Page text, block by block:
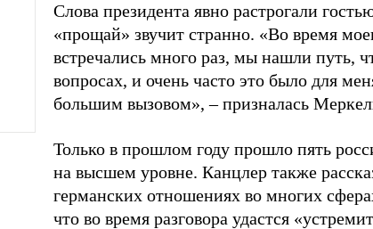
Слова президента явно растрогали
«прощай» звучит странно. «Во время
встречались много раз, мы нашли путь,
вопросах, и очень часто это было для
большим вызовом», – призналась
Только в прошлом году прошло пять
на высшем уровне. Канцлер также
германских отношениях во многих
что во время разговора удастся